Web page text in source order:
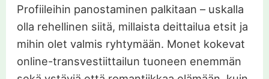
Profiileihin panostaminen palkitaan – uskalla
olla rehellinen siitä, millaista deittailua etsit ja
mihin olet valmis ryhtymään. Monet kokevat
online-transvestiittailun tuoneen enemmän